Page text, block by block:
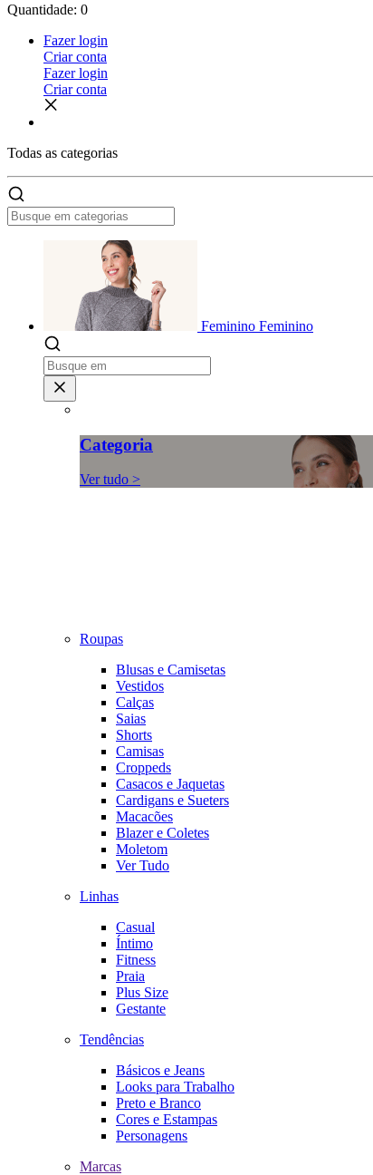
Quantidade: 0
Fazer login
Criar conta
Fazer login
Criar conta
Todas as categorias
Feminino Feminino
Categoria
Ver tudo >
Roupas
Blusas e Camisetas
Vestidos
Calças
Saias
Shorts
Camisas
Croppeds
Casacos e Jaquetas
Cardigans e Sueters
Macacões
Blazer e Coletes
Moletom
Ver Tudo
Linhas
Casual
Íntimo
Fitness
Praia
Plus Size
Gestante
Tendências
Básicos e Jeans
Looks para Trabalho
Preto e Branco
Cores e Estampas
Personagens
Marcas